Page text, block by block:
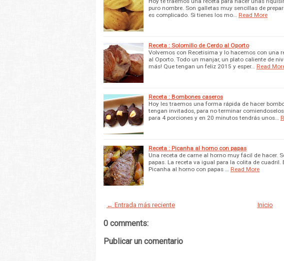
puro nombre. Son galletas muy sencillas de
es complicado. Si tienes los mo…
Read More
Receta : Solomillo de Cerdo al Oporto
Volvemos con Recetisima y lo hacemos con una
al Oporto. Todo un manjar, un plato caliente de
más! Que tengan un feliz 2015 y esper…
Read
Receta : Bombones caseros
Hoy les traemos una forma rápida de hacer
tengan invitados, para no terminar
para 4 porciones y en 20 minutos tendrás unos…
Receta : Picanha al horno con papas
Una receta de carne al horno muy fácil de hacer.
papas. La receta va igual para la colita de cuadril.
Picanha al horno con papas …
Read More
← Entrada más reciente Inicio
0 comments:
Publicar un comentario